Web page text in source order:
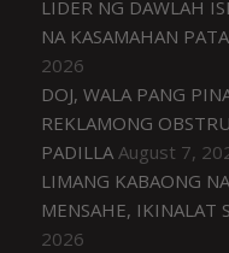
LIDER NG DAWLAH
NA KASAMAHAN
2026
DOJ, WALA PANG
REKLAMONG
PADILLA August 7,
LIMANG KABAONG
MENSAHE, IKINALAT
2026